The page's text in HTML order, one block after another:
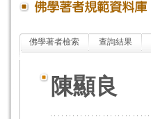
佛學著者檢索 查詢結果
陳顯良